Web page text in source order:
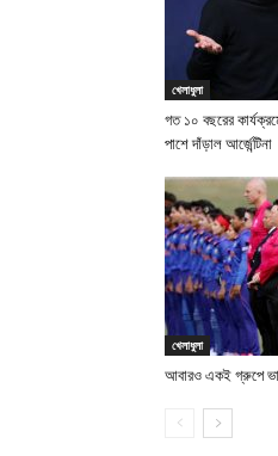
খেলাধুলা
গত ১০ বছরের
পাশে দাঁড়াল আর্জেন্টিনা
খেলাধুলা
আবারও একই গ্রুপে